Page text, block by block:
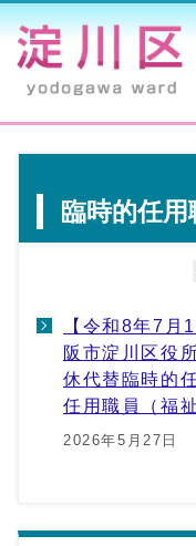
臨時的任用
【令和8年7
阪市淀川区役
休代替臨時的
任用職員（福
2026年5月27日